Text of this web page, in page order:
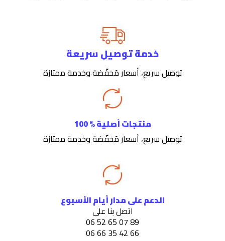
خدمة توصيل سريعة
توصيل سريع، أسعار مَخفّضة وخدمة ممتازة
منتجات أصلية % 100
توصيل سريع، أسعار مَخفّضة وخدمة ممتازة
الدعم على مدار أيام الأسبوع
اتصل بنا على
89 07 65 52 06
66 42 35 66 06